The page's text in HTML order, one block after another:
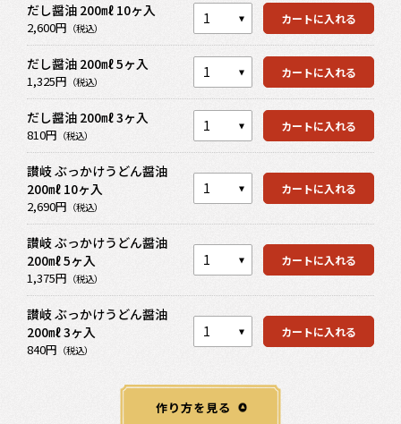
だし醤油 200㎖ 10ヶ入
2,600円 （税込）
カートに入れる
だし醤油 200㎖ 5ヶ入
1,325円 （税込）
カートに入れる
カートを見る
だし醤油 200㎖ 3ヶ入
810円 （税込）
カートに入れる
カートを見る
讃岐 ぶっかけうどん醤油
200㎖ 10ヶ入
2,690円 （税込）
カートに入れる
カートを見る
讃岐 ぶっかけうどん醤油
200㎖ 5ヶ入
1,375円 （税込）
カートに入れる
カートを見る
讃岐 ぶっかけうどん醤油
200㎖ 3ヶ入
840円 （税込）
カートに入れる
カートを見る